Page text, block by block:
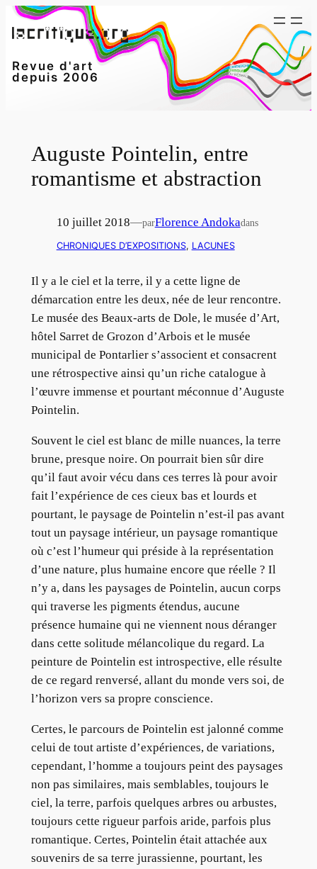
Aller
au
Revue d'art
depuis 2006
Auguste Pointelin, entre
romantisme et abstraction
10 juillet 2018—parFlorence Andokadans
CHRONIQUES D’EXPOSITIONS, LACUNES
Il y a le ciel et la terre, il y a cette ligne de
démarcation entre les deux, née de leur rencontre.
Le musée des Beaux-arts de Dole, le musée d’Art,
hôtel Sarret de Grozon d’Arbois et le musée
municipal de Pontarlier s’associent et consacrent
une rétrospective ainsi qu’un riche catalogue à
l’œuvre immense et pourtant méconnue d’Auguste
Pointelin.
Souvent le ciel est blanc de mille nuances, la terre
brune, presque noire. On pourrait bien sûr dire
qu’il faut avoir vécu dans ces terres là pour avoir
fait l’expérience de ces cieux bas et lourds et
pourtant, le paysage de Pointelin n’est-il pas avant
tout un paysage intérieur, un paysage romantique
où c’est l’humeur qui préside à la représentation
d’une nature, plus humaine encore que réelle ? Il
n’y a, dans les paysages de Pointelin, aucun corps
qui traverse les pigments étendus, aucune
présence humaine qui ne viennent nous déranger
dans cette solitude mélancolique du regard. La
peinture de Pointelin est introspective, elle résulte
de ce regard renversé, allant du monde vers soi, de
l’horizon vers sa propre conscience.
Certes, le parcours de Pointelin est jalonné comme
celui de tout artiste d’expériences, de variations,
cependant, l’homme a toujours peint des paysages
non pas similaires, mais semblables, toujours le
ciel, la terre, parfois quelques arbres ou arbustes,
toujours cette rigueur parfois aride, parfois plus
romantique. Certes, Pointelin était attachée aux
souvenirs de sa terre jurassienne, pourtant, les